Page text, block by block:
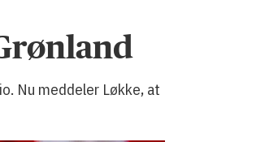
Nu meddeler Løkke, at